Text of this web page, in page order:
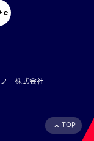
TOP
ー株式会社